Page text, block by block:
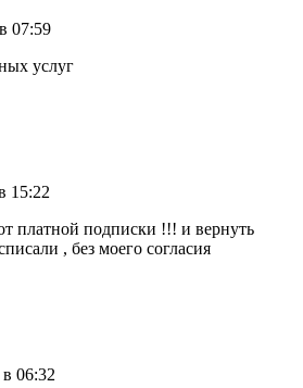
07:59
услуг
15:22
платной подписки !!! и вернуть
, без моего согласия
06:32